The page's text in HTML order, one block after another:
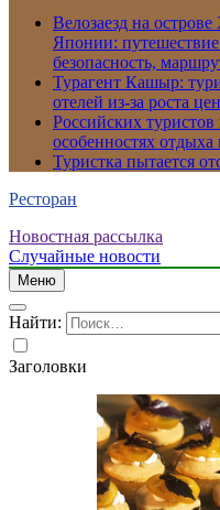
Велозаезд на
Японии:
безопасность,
Турагент Кашыр:
отелей из-за роста
Российских
особенностях отдыха
Туристка пытается
Ресторан
Новостная рассылка
Случайные новости
Меню
Найти:
Заголовки